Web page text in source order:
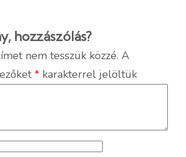
hozzászólás?
nem tesszük közzé. A
* karakterrel jelöltük